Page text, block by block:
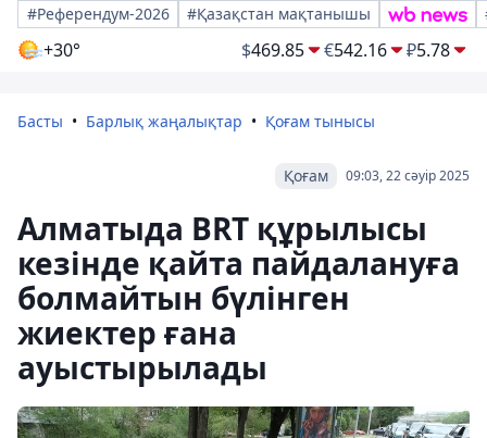
#Референдум-2026
#Қазақстан мақтанышы
+30° $469.85 €542.16 ₽5.78
Басты Барлық жаңалықтар Қоғам тынысы
09:03, 22 сәуір 2025
Қоғам
Алматыда BRT құрылысы
кезінде қайта пайдалануға
болмайтын бүлінген
жиектер ғана
ауыстырылады